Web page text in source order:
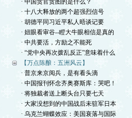
· 中国贪官贪图的是什么？
· 十八大释放的两个超强烈信号
· 胡德平同习近平私人晤谈记要
· 妞眼看审谷--瞪大牛眼相信是真的
· 中共要活，方励之不能死
· “党中央再次拨乱反正”意味着什么
【万点陈酿：五洲风云】
· 普京来京阅兵，是有看头滴
· 中国报刊怀念齐奥赛斯库：哭吧！
· 将独裁者送上断头台只要七天
· 大家没想到的中国战后未驻军日本
· 乌克兰蝴蝶效应：美国衰落与国际